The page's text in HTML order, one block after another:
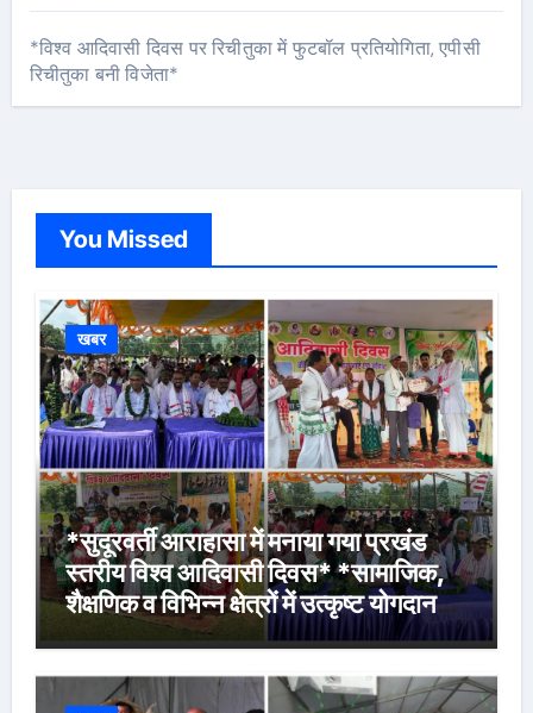
*विश्व आदिवासी दिवस पर रिचीतुका में फुटबॉल प्रतियोगिता, एपीसी
रिचीतुका बनी विजेता*
You Missed
खबर
*सुदूरवर्ती आराहासा में मनाया गया प्रखंड
स्तरीय विश्व आदिवासी दिवस* *सामाजिक,
शैक्षणिक व विभिन्न क्षेत्रों में उत्कृष्ट योगदान
देने वालों के साथ मेधावी विद्यार्थियों को किया